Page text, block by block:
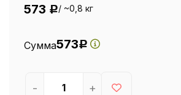
573 Р/ ~0,8 кг
Сумма573Р
- +